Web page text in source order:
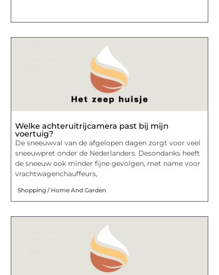
Welke achteruitrijcamera past bij mijn
voertuig?
De sneeuwval van de afgelopen dagen zorgt voor veel
sneeuwpret onder de Nederlanders. Desondanks heeft
de sneeuw ook minder fijne gevolgen, met name voor
vrachtwagenchauffeurs,
Shopping / Home And Garden